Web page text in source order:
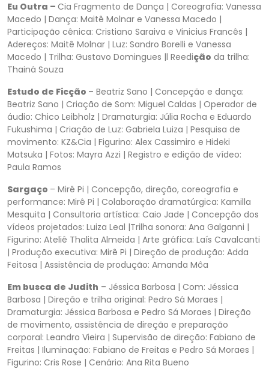
Eu Outra – Cia Fragmento de Dança | Coreografia: Vanessa
Macedo | Dança: Maitê Molnar e Vanessa Macedo |
Participação cênica: Cristiano Saraiva e Vinicius Francês |
Adereços: Maitê Molnar | Luz: Sandro Borelli e Vanessa
Macedo | Trilha: Gustavo Domingues |l Reedição da trilha:
Thainá Souza
Estudo de Ficção – Beatriz Sano | Concepção e dança:
Beatriz Sano | Criação de Som: Miguel Caldas | Operador de
áudio: Chico Leibholz | Dramaturgia: Júlia Rocha e Eduardo
Fukushima | Criação de Luz: Gabriela Luiza | Pesquisa de
movimento: KZ&Cia | Figurino: Alex Cassimiro e Hideki
Matsuka | Fotos: Mayra Azzi | Registro e edição de vídeo:
Paula Ramos
Sargaço – Mirê Pi | Concepção, direção, coreografia e
performance: Mirê Pi | Colaboração dramatúrgica: Kamilla
Mesquita | Consultoria artística: Caio Jade | Concepção dos
vídeos projetados: Luiza Leal |Trilha sonora: Ana Galganni |
Figurino: Ateliê Thalita Almeida | Arte gráfica: Laís Cavalcanti
| Produção executiva: Mirê Pi | Direção de produção: Adda
Feitosa | Assistência de produção: Amanda Môa
Em busca de Judith – Jéssica Barbosa | Com: Jéssica
Barbosa | Direção e trilha original: Pedro Sá Moraes |
Dramaturgia: Jéssica Barbosa e Pedro Sá Moraes | Direção
de movimento, assistência de direção e preparação
corporal: Leandro Vieira | Supervisão de direção: Fabiano de
Freitas | Iluminação: Fabiano de Freitas e Pedro Sá Moraes |
Figurino: Cris Rose | Cenário: Ana Rita Bueno